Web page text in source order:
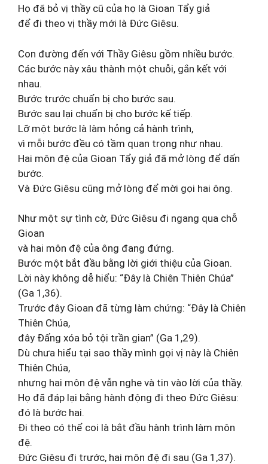
Họ đã bỏ vị thầy cũ của họ là Gioan Tẩy giả
để đi theo vị thầy mới là Đức Giêsu.
Con đường đến với Thầy Giêsu gồm nhiều bước.
Các bước này xâu thành một chuỗi, gắn kết với
nhau.
Bước trước chuẩn bị cho bước sau.
Bước sau lại chuẩn bị cho bước kế tiếp.
Lỡ một bước là làm hỏng cả hành trình,
vì mỗi bước đều có tầm quan trọng như nhau.
Hai môn đệ của Gioan Tẩy giả đã mở lòng để dấn
bước.
Và Đức Giêsu cũng mở lòng để mời gọi hai ông.
Như một sự tình cờ, Đức Giêsu đi ngang qua chỗ
Gioan
và hai môn đệ của ông đang đứng.
Bước một bắt đầu bằng lời giới thiệu của Gioan.
Lời này không dễ hiểu: “Đây là Chiên Thiên Chúa”
(Ga 1,36).
Trước đây Gioan đã từng làm chứng: “Đây là Chiên
Thiên Chúa,
đây Đấng xóa bỏ tội trần gian” (Ga 1,29).
Dù chưa hiểu tại sao thầy mình gọi vị này là Chiên
Thiên Chúa,
nhưng hai môn đệ vẫn nghe và tin vào lời của thầy.
Họ đã đáp lại bằng hành động đi theo Đức Giêsu:
đó là bước hai.
Đi theo có thể coi là bắt đầu hành trình làm môn
đệ.
Đức Giêsu đi trước, hai môn đệ đi sau (Ga 1,37).